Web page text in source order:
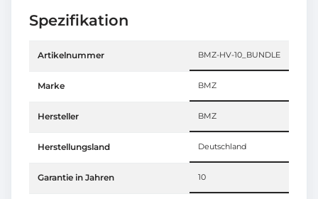
Spezifikation
Artikelnummer BMZ-HV-10_BUNDLE
Marke BMZ
Hersteller BMZ
Herstellungsland Deutschland
Garantie in Jahren 10